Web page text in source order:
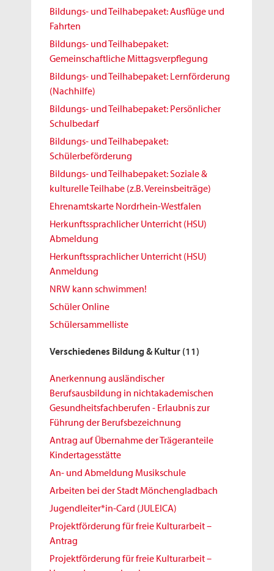
Bildungs- und Teilhabepaket: Ausflüge und
Fahrten
Bildungs- und Teilhabepaket:
Gemeinschaftliche Mittagsverpflegung
Bildungs- und Teilhabepaket: Lernförderung
(Nachhilfe)
Bildungs- und Teilhabepaket: Persönlicher
Schulbedarf
Bildungs- und Teilhabepaket:
Schülerbeförderung
Bildungs- und Teilhabepaket: Soziale &
kulturelle Teilhabe (z.B. Vereinsbeiträge)
Ehrenamtskarte Nordrhein-Westfalen
Herkunftssprachlicher Unterricht (HSU)
Abmeldung
Herkunftssprachlicher Unterricht (HSU)
Anmeldung
NRW kann schwimmen!
Schüler Online
Schülersammelliste
Verschiedenes Bildung & Kultur (11)
Anerkennung ausländischer
Berufsausbildung in nichtakademischen
Gesundheitsfachberufen - Erlaubnis zur
Führung der Berufsbezeichnung
Antrag auf Übernahme der Trägeranteile
Kindertagesstätte
An- und Abmeldung Musikschule
Arbeiten bei der Stadt Mönchengladbach
Jugendleiter*in-Card (JULEICA)
Projektförderung für freie Kulturarbeit –
Antrag
Projektförderung für freie Kulturarbeit –